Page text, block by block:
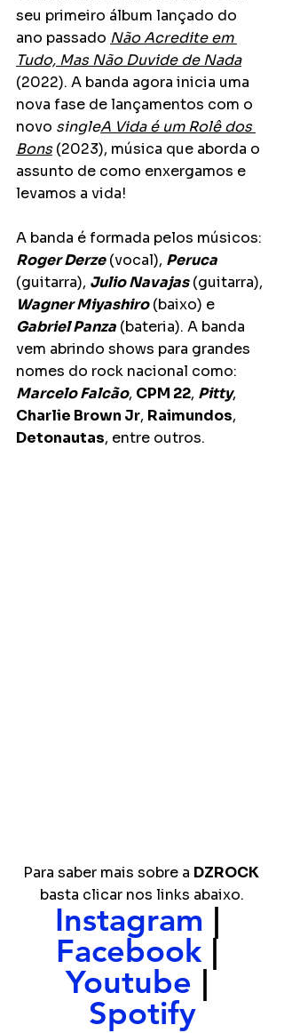
seu primeiro álbum lançado do
ano passado Não Acredite em
Tudo, Mas Não Duvide de Nada
(2022). A banda agora inicia uma
nova fase de lançamentos com o
novo singleA Vida é um Rolê dos
Bons (2023), música que aborda o
assunto de como enxergamos e
levamos a vida!
A banda é formada pelos músicos:
Roger Derze (vocal), Peruca
(guitarra), Julio Navajas (guitarra),
Wagner Miyashiro (baixo) e
Gabriel Panza (bateria). A banda
vem abrindo shows para grandes
nomes do rock nacional como:
Marcelo Falcão, CPM 22, Pitty,
Charlie Brown Jr, Raimundos,
Detonautas, entre outros.
Para saber mais sobre a DZROCK
basta clicar nos links abaixo.
Instagram |
Facebook |
Youtube |
Spotify